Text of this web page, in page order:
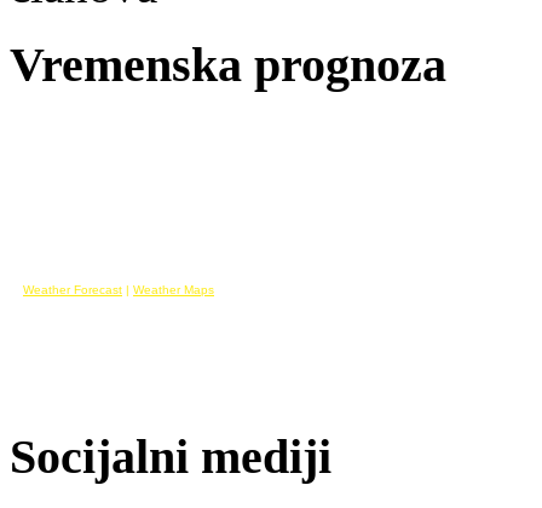
Vremenska prognoza
Weather Forecast | Weather Maps
Socijalni mediji